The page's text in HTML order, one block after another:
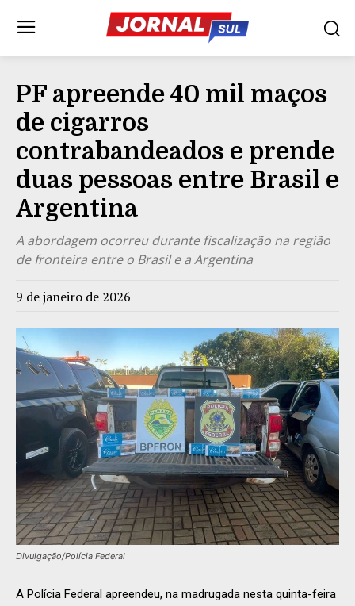
PF apreende 40 mil maços
de cigarros
contrabandeados e prende
duas pessoas entre Brasil e
Argentina
A abordagem ocorreu durante fiscalização na região
de fronteira entre o Brasil e a Argentina
9 de janeiro de 2026
Divulgação/Polícia Federal
A Polícia Federal apreendeu, na madrugada nesta quinta-feira